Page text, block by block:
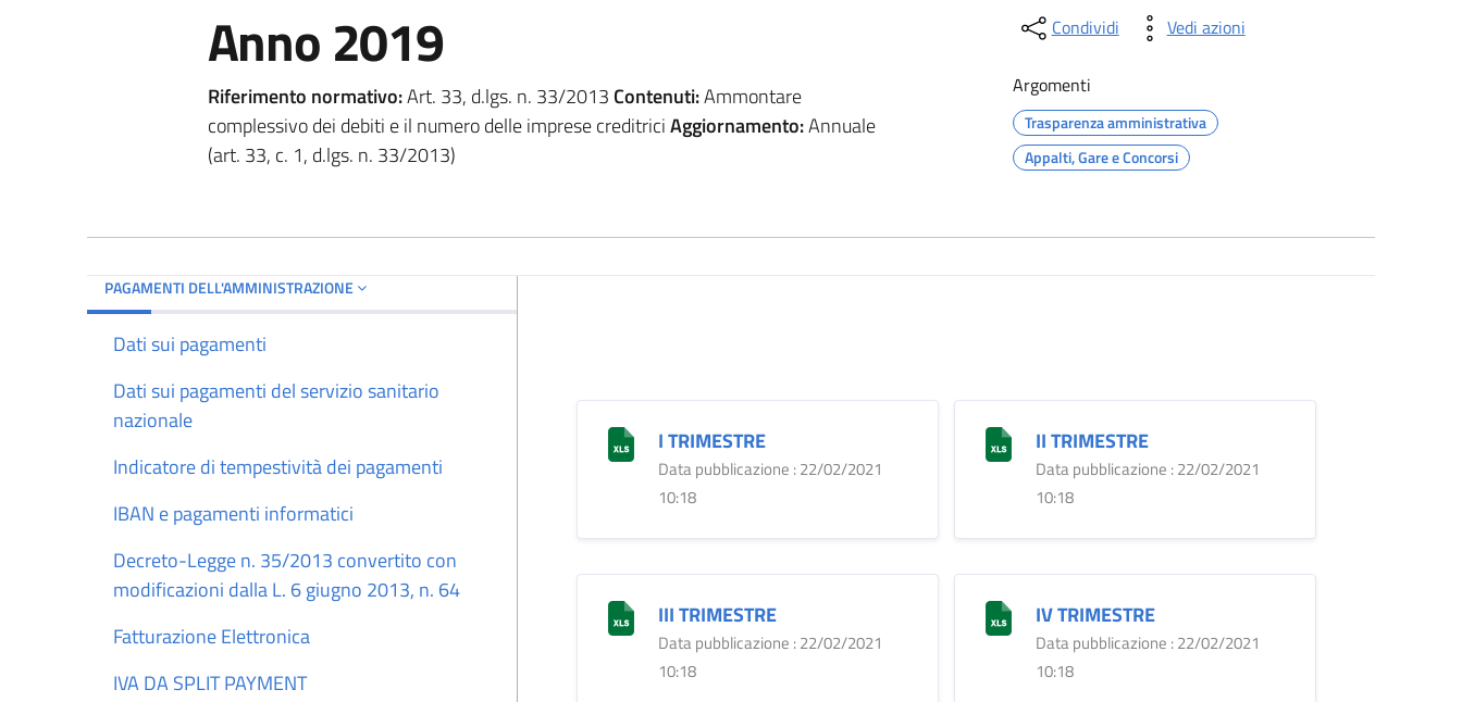
Anno 2019
Riferimento normativo:Art. 33, d.lgs. n. 33/2013 Contenuti:Ammontare
complessivo dei debiti e il numero delle imprese creditriciAggiornamento:Annuale
(art. 33, c. 1, d.lgs. n. 33/2013)
Condividi Vedi azioni
Argomenti
Trasparenza amministrativa
Appalti, Gare e Concorsi
PAGAMENTI DELL'AMMINISTRAZIONE
Dati sui pagamenti
Dati sui pagamenti del servizio sanitario
nazionale
Indicatore di tempestività dei pagamenti
IBAN e pagamenti informatici
Decreto-Legge n. 35/2013 convertito con
modificazioni dalla L. 6 giugno 2013, n. 64
Fatturazione Elettronica
IVA DA SPLIT PAYMENT
I TRIMESTRE
Data pubblicazione : 22/02/2021
10:18
II TRIMESTRE
Data pubblicazione : 22/02/2021
10:18
III TRIMESTRE
Data pubblicazione : 22/02/2021
10:18
IV TRIMESTRE
Data pubblicazione : 22/02/2021
10:18